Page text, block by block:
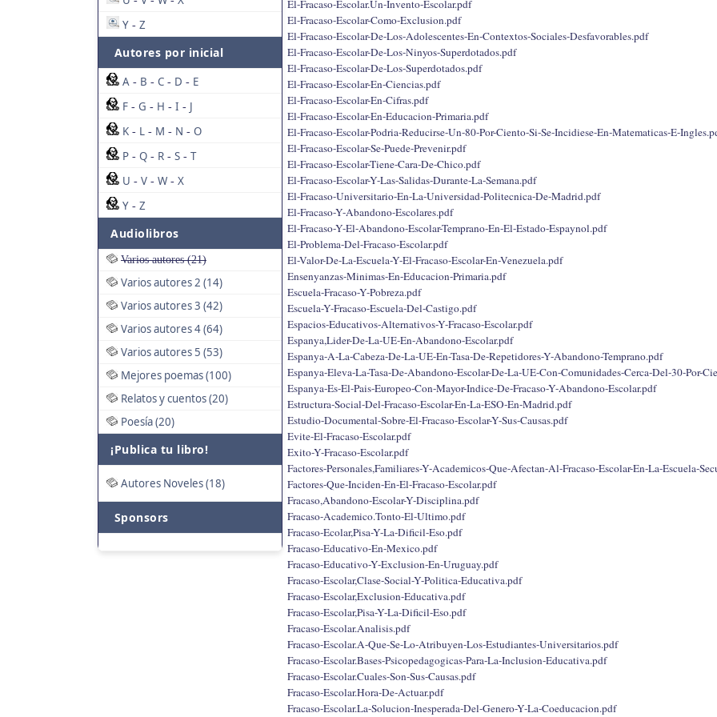
Y - Z
Autores por inicial
A - B - C - D - E
F - G - H - I - J
K - L - M - N - O
P - Q - R - S - T
U - V - W - X
Y - Z
Audiolibros
Varios autores (21)
Varios autores 2 (14)
Varios autores 3 (42)
Varios autores 4 (64)
Varios autores 5 (53)
Mejores poemas (100)
Relatos y cuentos (20)
Poesía (20)
¡Publica tu libro!
Autores Noveles (18)
Sponsors
El-Fracaso-Escolar.Un-Invento-Escolar.pdf
El-Fracaso-Escolar-Como-Exclusion.pdf
El-Fracaso-Escolar-De-Los-Adolescentes-En-Contextos-Sociales-Desfavorables.pdf
El-Fracaso-Escolar-De-Los-Ninyos-Superdotados.pdf
El-Fracaso-Escolar-De-Los-Superdotados.pdf
El-Fracaso-Escolar-En-Ciencias.pdf
El-Fracaso-Escolar-En-Cifras.pdf
El-Fracaso-Escolar-En-Educacion-Primaria.pdf
El-Fracaso-Escolar-Podria-Reducirse-Un-80-Por-Ciento-Si-Se-Incidiese-En-Matematicas-E-
El-Fracaso-Escolar-Se-Puede-Prevenir.pdf
El-Fracaso-Escolar-Tiene-Cara-De-Chico.pdf
El-Fracaso-Escolar-Y-Las-Salidas-Durante-La-Semana.pdf
El-Fracaso-Universitario-En-La-Universidad-Politecnica-De-Madrid.pdf
El-Fracaso-Y-Abandono-Escolares.pdf
El-Fracaso-Y-El-Abandono-Escolar-Temprano-En-El-Estado-Espaynol.pdf
El-Problema-Del-Fracaso-Escolar.pdf
El-Valor-De-La-Escuela-Y-El-Fracaso-Escolar-En-Venezuela.pdf
Ensenyanzas-Minimas-En-Educacion-Primaria.pdf
Escuela-Fracaso-Y-Pobreza.pdf
Escuela-Y-Fracaso-Escuela-Del-Castigo.pdf
Espacios-Educativos-Alternativos-Y-Fracaso-Escolar.pdf
Espanya,Lider-De-La-UE-En-Abandono-Escolar.pdf
Espanya-A-La-Cabeza-De-La-UE-En-Tasa-De-Repetidores-Y-Abandono-Temprano.pdf
Espanya-Eleva-La-Tasa-De-Abandono-Escolar-De-La-UE-Con-Comunidades-Cerca-Del-30-Por-
Espanya-Es-El-Pais-Europeo-Con-Mayor-Indice-De-Fracaso-Y-Abandono-Escolar.pdf
Estructura-Social-Del-Fracaso-Escolar-En-La-ESO-En-Madrid.pdf
Estudio-Documental-Sobre-El-Fracaso-Escolar-Y-Sus-Causas.pdf
Evite-El-Fracaso-Escolar.pdf
Exito-Y-Fracaso-Escolar.pdf
Factores-Personales,Familiares-Y-Academicos-Que-Afectan-Al-Fracaso-Escolar-En-La-Escuela-
Factores-Que-Inciden-En-El-Fracaso-Escolar.pdf
Fracaso,Abandono-Escolar-Y-Disciplina.pdf
Fracaso-Academico.Tonto-El-Ultimo.pdf
Fracaso-Ecolar,Pisa-Y-La-Dificil-Eso.pdf
Fracaso-Educativo-En-Mexico.pdf
Fracaso-Educativo-Y-Exclusion-En-Uruguay.pdf
Fracaso-Escolar,Clase-Social-Y-Politica-Educativa.pdf
Fracaso-Escolar,Exclusion-Educativa.pdf
Fracaso-Escolar,Pisa-Y-La-Dificil-Eso.pdf
Fracaso-Escolar.Analisis.pdf
Fracaso-Escolar.A-Que-Se-Lo-Atribuyen-Los-Estudiantes-Universitarios.pdf
Fracaso-Escolar.Bases-Psicopedagogicas-Para-La-Inclusion-Educativa.pdf
Fracaso-Escolar.Cuales-Son-Sus-Causas.pdf
Fracaso-Escolar.Hora-De-Actuar.pdf
Fracaso-Escolar.La-Solucion-Inesperada-Del-Genero-Y-La-Coeducacion.pdf